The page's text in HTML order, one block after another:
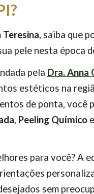
Teresina, saiba que
pele nesta época
pela Dra. Anna
estéticos na
de ponta, você
, Peeling Químicoe
para você? A
sem